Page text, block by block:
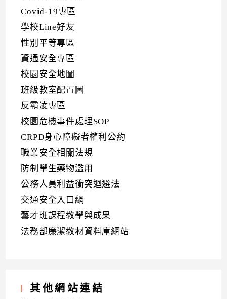
Covid-19專區
學校Line好友
性別平等專區
資通安全專區
校園安全地圖
班級教室配置圖
反霸凌專區
校園危機事件處理SOP
CRPD身心障礙者權利公約
職業安全相關法規
防制學生藥物濫用
公務人員利益衝突迴避法
交通安全入口網
藝才班課程教學與成果
法務部廉潔教材資料庫網站
其他網站連結